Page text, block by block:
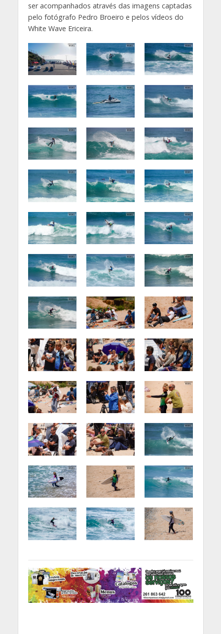
ser acompanhados através das imagens captadas
pelo fotógrafo Pedro Broeiro e pelos vídeos do
White Wave Ericeira.